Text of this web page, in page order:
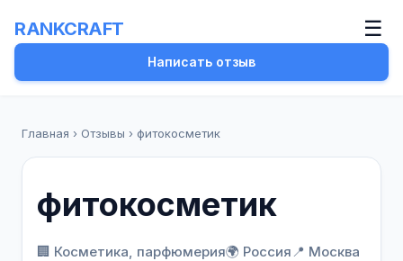
RANKCRAFT ☰
Написать отзыв
Главная › Отзывы › фитокосметик
фитокосметик
🏢 Косметика, парфюмерия🌍 Россия📍 Москва